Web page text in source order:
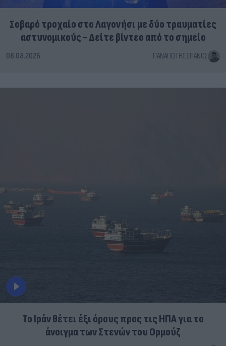
Σοβαρό τροχαίο στο Λαγονήσι με δύο τραυματίες
αστυνομικούς - Δείτε βίντεο από το σημείο
08.08.2026 ΠΑΝΑΓΙΏΤΗΣ ΣΠΑΝΌΣ
Το Ιράν θέτει έξι όρους προς τις ΗΠΑ για το
άνοιγμα των Στενών του Ορμούζ